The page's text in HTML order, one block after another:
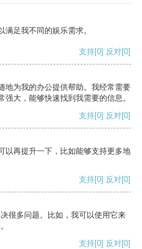
足我不同的娱乐需求。
支持[0] 反对[0]
地为我的办公提供帮助。我经常需要
大，能够快速找到我需要的信息。
支持[0] 反对[0]
以再提升一下，比如能够支持更多地
支持[0] 反对[0]
很多问题。比如，我可以使用它来
支持[0] 反对[0]